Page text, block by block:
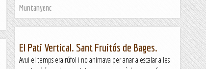
Muntanyenc
El Pati Vertical. Sant Fruitós de Bages.
Avui el temps era rúfol i no animava per anar a escalar a les